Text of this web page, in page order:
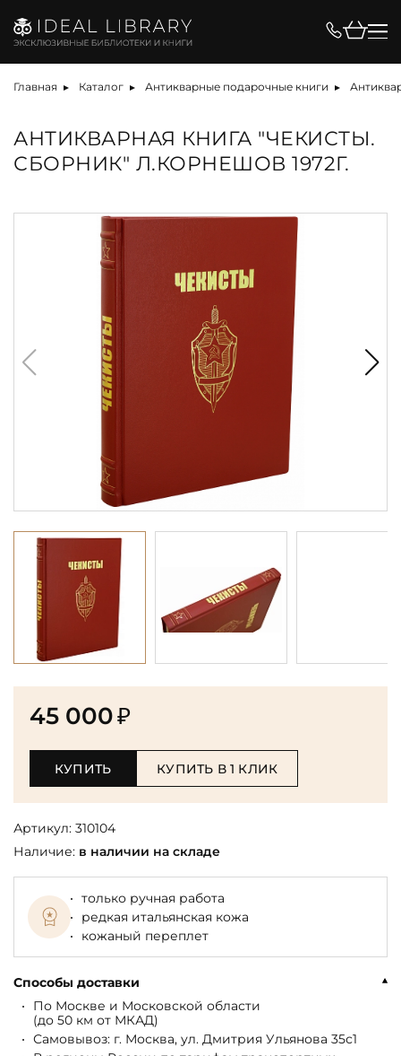
Главная Каталог Антикварные подарочные книги
АНТИКВАРНАЯ КНИГА "ЧЕКИСТЫ.
СБОРНИК" Л.КОРНЕШОВ 1972Г.
45 000₽
КУПИТЬ КУПИТЬ В 1 КЛИК
Артикул: 310104
Наличие: в наличии на складе
только ручная работа
редкая итальянская кожа
кожаный переплет
Способы доставки
По Москве и Московской области
(до 50 км от МКАД)
Самовывоз: г. Москва, ул. Дмитрия Ульянова 35с1